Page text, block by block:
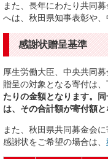
また、長年にわたり共同
へは、秋田県知事表彰や
感謝状贈呈基準
厚生労働大臣、中央共同
贈呈の対象となる寄付は、
たりの金額となります。
は、その合計額が寄付額と
また、秋田県共同募金会
感謝状をご希望の場合は、